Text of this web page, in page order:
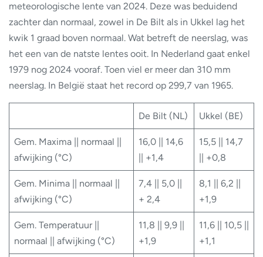
meteorologische lente van 2024. Deze was beduidend
zachter dan normaal, zowel in De Bilt als in Ukkel lag het
kwik 1 graad boven normaal. Wat betreft de neerslag, was
het een van de natste lentes ooit. In Nederland gaat enkel
1979 nog 2024 vooraf. Toen viel er meer dan 310 mm
neerslag. In België staat het record op 299,7 van 1965.
De Bilt (NL) Ukkel (BE)
Gem. Maxima || normaal ||
afwijking (°C)
16,0 || 14,6
|| +1,4
15,5 || 14,7
|| +0,8
Gem. Minima || normaal ||
afwijking (°C)
7,4 || 5,0 ||
+ 2,4
8,1 || 6,2 ||
+1,9
Gem. Temperatuur ||
normaal || afwijking (°C)
11,8 || 9,9 ||
+1,9
11,6 || 10,5 ||
+1,1